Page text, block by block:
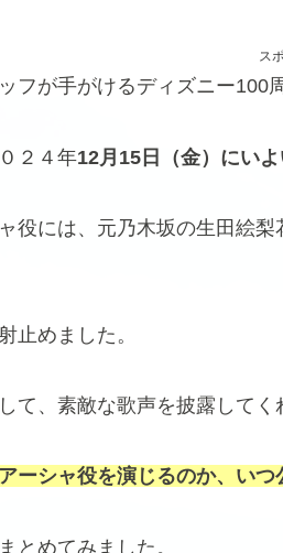
ス
フが手がけるディズニー100
２４年12月15日（金）にい
役には、元乃木坂の生田絵
止めました。
て、素敵な歌声を披露してく
ーシャ役を演じるのか、いつ
とめてみました。